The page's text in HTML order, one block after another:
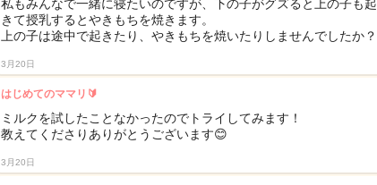
私もみんなで一緒に寝たいのですが、下の子がグズると上の子も起
きて授乳するとやきもちを焼きます。
上の子は途中で起きたり、やきもちを焼いたりしませんでしたか？
3月20日
はじめてのママリ🔰
ミルクを試したことなかったのでトライしてみます！
教えてくださりありがとうございます😊
3月20日